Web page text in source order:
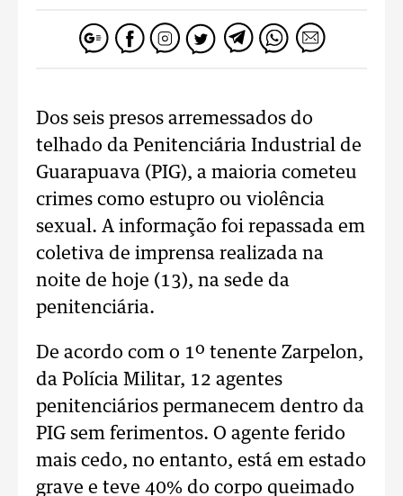
Dos seis presos arremessados do
telhado da Penitenciária Industrial de
Guarapuava (PIG), a maioria cometeu
crimes como estupro ou violência
sexual. A informação foi repassada em
coletiva de imprensa realizada na
noite de hoje (13), na sede da
penitenciária.
De acordo com o 1º tenente Zarpelon,
da Polícia Militar, 12 agentes
penitenciários permanecem dentro da
PIG sem ferimentos. O agente ferido
mais cedo, no entanto, está em estado
grave e teve 40% do corpo queimado